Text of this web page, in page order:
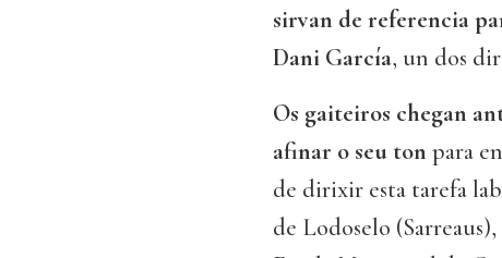
sirvan de referencia
Dani García, un dos
Os gaiteiros chegan
afinar o seu ton para
de dirixir esta tarefa
de Lodoselo